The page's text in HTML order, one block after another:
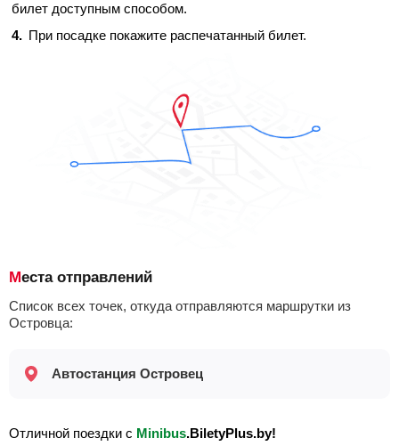
билет доступным способом.
При посадке покажите распечатанный билет.
Места отправлений
Список всех точек, откуда отправляются маршрутки из
Островца:
Автостанция Островец
Отличной поездки с Minibus.BiletyPlus.by!